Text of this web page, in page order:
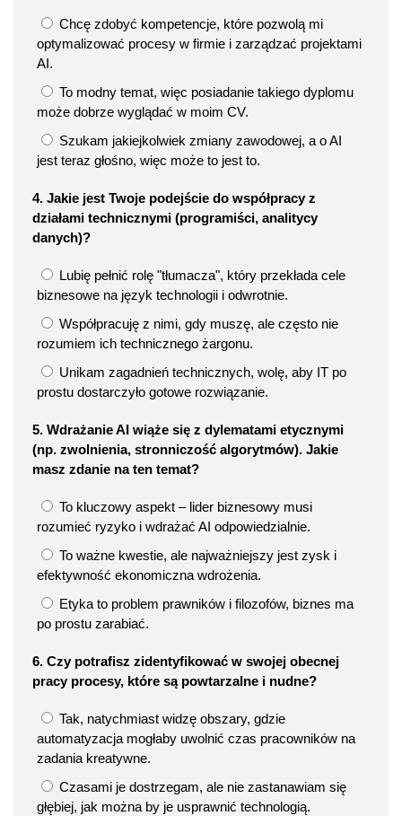
Chcę zdobyć kompetencje, które pozwolą mi
optymalizować procesy w firmie i zarządzać projektami
AI.
To modny temat, więc posiadanie takiego dyplomu
może dobrze wyglądać w moim CV.
Szukam jakiejkolwiek zmiany zawodowej, a o AI
jest teraz głośno, więc może to jest to.
4. Jakie jest Twoje podejście do współpracy z
działami technicznymi (programiści, analitycy
danych)?
Lubię pełnić rolę "tłumacza", który przekłada cele
biznesowe na język technologii i odwrotnie.
Współpracuję z nimi, gdy muszę, ale często nie
rozumiem ich technicznego żargonu.
Unikam zagadnień technicznych, wolę, aby IT po
prostu dostarczyło gotowe rozwiązanie.
5. Wdrażanie AI wiąże się z dylematami etycznymi
(np. zwolnienia, stronniczość algorytmów). Jakie
masz zdanie na ten temat?
To kluczowy aspekt – lider biznesowy musi
rozumieć ryzyko i wdrażać AI odpowiedzialnie.
To ważne kwestie, ale najważniejszy jest zysk i
efektywność ekonomiczna wdrożenia.
Etyka to problem prawników i filozofów, biznes ma
po prostu zarabiać.
6. Czy potrafisz zidentyfikować w swojej obecnej
pracy procesy, które są powtarzalne i nudne?
Tak, natychmiast widzę obszary, gdzie
automatyzacja mogłaby uwolnić czas pracowników na
zadania kreatywne.
Czasami je dostrzegam, ale nie zastanawiam się
głębiej, jak można by je usprawnić technologią.